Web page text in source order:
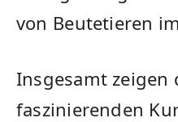
von⁣ Beutetieren
Insgesamt zeigen
faszinierenden